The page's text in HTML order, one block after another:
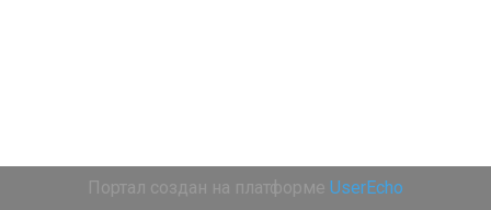
Портал создан на платформе UserEcho